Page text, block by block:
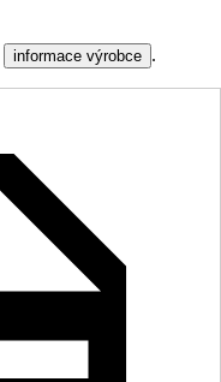
informace výrobce .